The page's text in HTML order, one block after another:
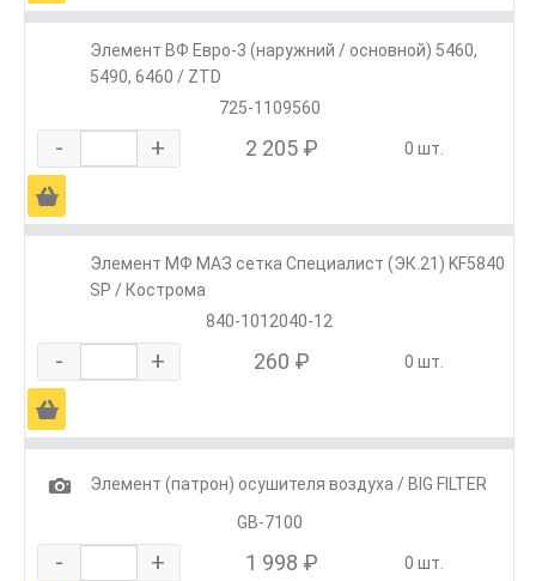
Элемент ВФ Евро-3 (наружний / основной) 5460,
5490, 6460 / ZTD
725-1109560
- + 2 205 ₽ 0 шт.
Ä
Элемент МФ МАЗ сетка Специалист (ЭК.21) KF5840
SP / Кострома
840-1012040-12
- + 260 ₽ 0 шт.
Ä
1
Элемент (патрон) осушителя воздуха / BIG FILTER
GB-7100
- + 1 998 ₽ 0 шт.